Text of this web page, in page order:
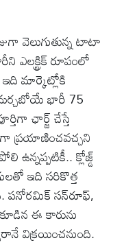
వెలుగుతున్న టాటా
రూపంలో
మార్కెట్లోకి
భారీ 75
ఛార్జ్ చేస్తే
ప్రయాణించవచ్చని
ఉన్నప్పటికీ.. క్లోజ్డ్
ఇది సరికొత్త
పనోరమిక్ సన్‌రూఫ్,
ఈ కారును
విక్రయించనుంది.